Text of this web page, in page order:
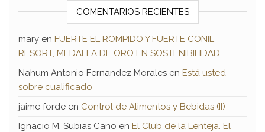
COMENTARIOS RECIENTES
mary en FUERTE EL ROMPIDO Y FUERTE CONIL
RESORT, MEDALLA DE ORO EN SOSTENIBILIDAD
Nahum Antonio Fernandez Morales en Está usted
sobre cualificado
jaime forde en Control de Alimentos y Bebidas (II)
Ignacio M. Subias Cano en El Club de la Lenteja. El